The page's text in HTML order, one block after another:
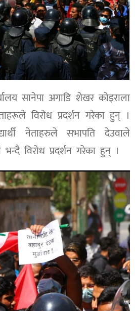
सानेपा अगाडि शेखर कोइराला
विरोध प्रदर्शन गरेका हुन् ।
नेताहरुले सभापति देउवाले
भन्दै विरोध प्रदर्शन गरेका हुन् ।